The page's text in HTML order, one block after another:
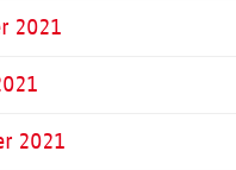
2021
2021